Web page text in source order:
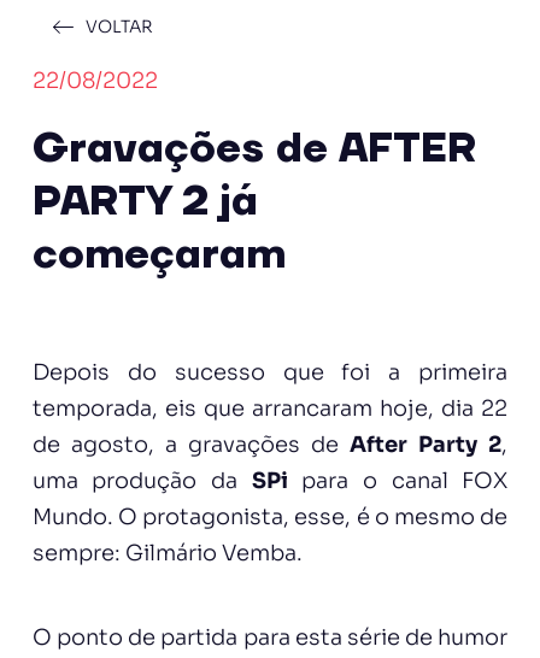
VOLTAR
22/08/2022
Gravações de AFTER
PARTY 2 já
começaram
Depois do sucesso que foi a primeira
temporada, eis que arrancaram hoje, dia 22
de agosto, a gravações deAfter Party 2,
uma produção da SPi para o canal FOX
Mundo. O protagonista, esse, é o mesmo de
sempre: Gilmário Vemba.
O ponto de partida para esta série de humor